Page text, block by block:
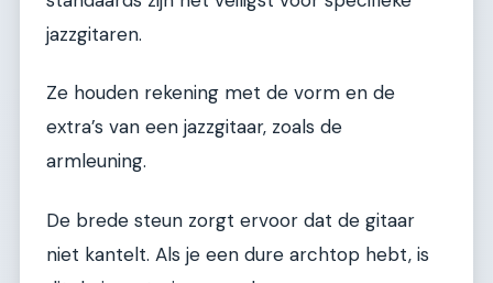
jazzgitaren.
Ze houden rekening met de vorm en de
extra’s van een jazzgitaar, zoals de
armleuning.
De brede steun zorgt ervoor dat de gitaar
niet kantelt. Als je een dure archtop hebt, is